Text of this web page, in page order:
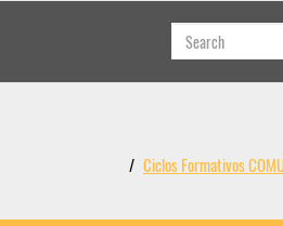
Ciclos Formativos